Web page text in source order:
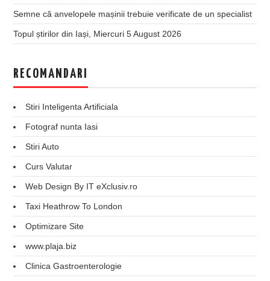
Semne că anvelopele mașinii trebuie verificate de un specialist
Topul știrilor din Iași, Miercuri 5 August 2026
RECOMANDARI
Stiri Inteligenta Artificiala
Fotograf nunta Iasi
Stiri Auto
Curs Valutar
Web Design By IT eXclusiv.ro
Taxi Heathrow To London
Optimizare Site
www.plaja.biz
Clinica Gastroenterologie